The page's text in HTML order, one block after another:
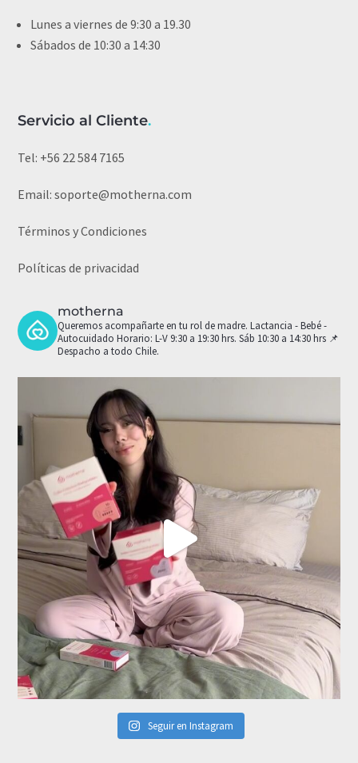
Lunes a viernes de 9:30 a 19.30
Sábados de 10:30 a 14:30
Servicio al Cliente.
Tel: +56 22 584 7165
Email:soporte@motherna.com
Términos y Condiciones
Políticas de privacidad
motherna
Queremos acompañarte en tu rol de madre. Lactancia - Bebé -
Autocuidado Horario: L-V 9:30 a 19:30 hrs. Sáb 10:30 a 14:30 hrs 📌
Despacho a todo Chile.
Seguir en Instagram